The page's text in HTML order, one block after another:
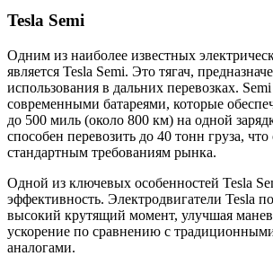
Tesla Semi
Одним из наиболее известных
является Tesla Semi. Это тягач,
использования в дальних перевозках.
современными батареями, которые
до 500 миль (около 800 км) на одной
способен перевозить до 40 тонн груза, что
стандартным требованиям рынка.
Одной из ключевых особенностей Tesla
эффективность. Электродвигатели Tesla
высокий крутящий момент, улучшая
ускорение по сравнению с
аналогами.